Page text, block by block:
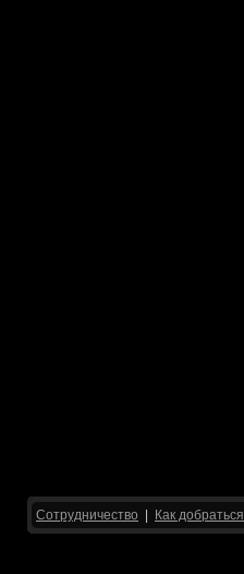
Сотрудничество Как добраться